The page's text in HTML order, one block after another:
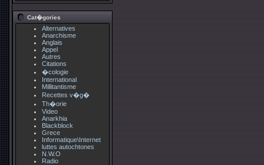
Cat�gories
Alternatives
Anarchisme
Anglais
Appel
Autres
Citations
�cologie
International
Millitantisme
Recettes v�g�
Th�orie
Video
Anarkhia
Blackblock
Grece
Informatique\Internet
luttes autochtones
N.W.O
Radio